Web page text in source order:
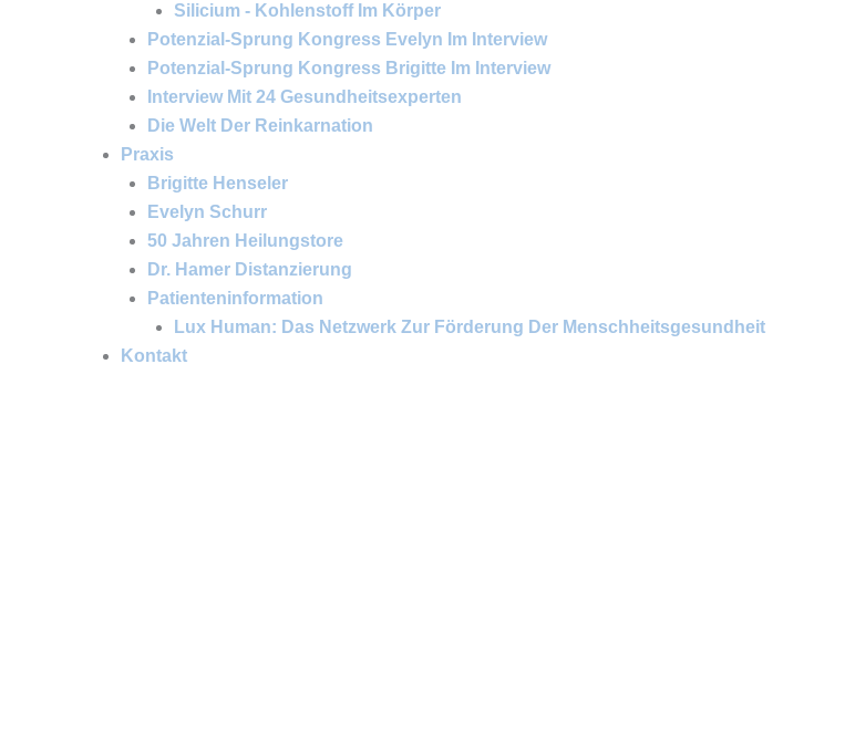
Silicium - Kohlenstoff Im Körper
Potenzial-Sprung Kongress Evelyn Im Interview
Potenzial-Sprung Kongress Brigitte Im Interview
Interview Mit 24 Gesundheitsexperten
Die Welt Der Reinkarnation
Praxis
Brigitte Henseler
Evelyn Schurr
50 Jahren Heilungstore
Dr. Hamer Distanzierung
Patienteninformation
Lux Human: Das Netzwerk Zur Förderung Der Menschheitsgesundheit
Kontakt